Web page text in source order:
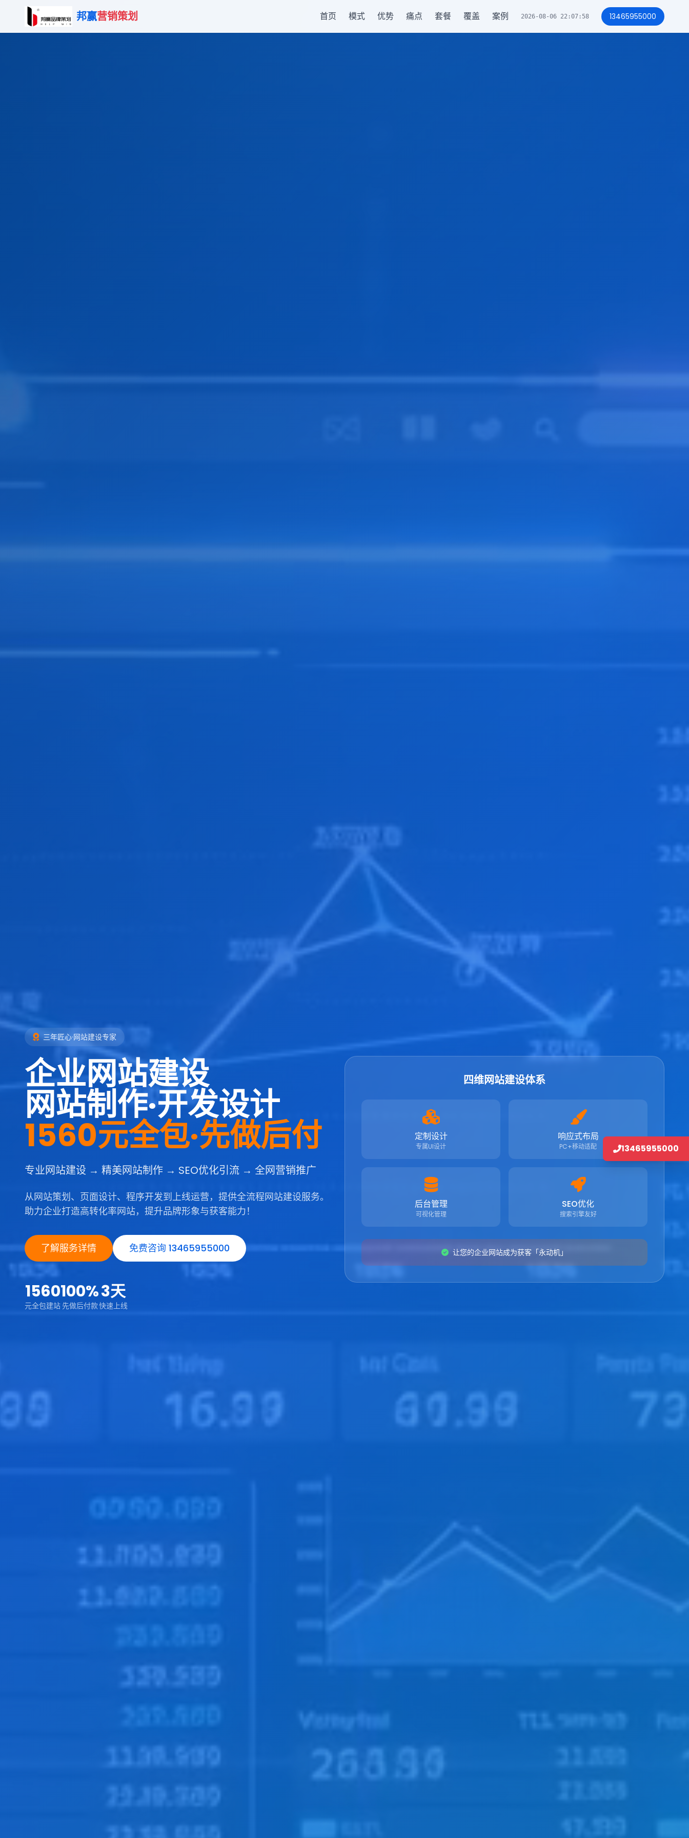
邦赢营销策划 首页 模式 优势 痛点 套餐 覆盖 案例 2026-08-06 22:08:01 13465955000
三年匠心·网站建设专家
企业网站建设
网站制作·开发设计
1560元全包·先做后付
专业网站建设 → 精美网站制作 → SEO优化引流 → 全网营销推广
从网站策划、页面设计、程序开发到上线运营，提供全流程网站建设服务。
助力企业打造高转化率网站，提升品牌形象与获客能力！
了解服务详情 免费咨询 13465955000
1560
元全包建站
100%
先做后付款
3天
快速上线
四维网站建设体系
定制设计
专属UI设计
响应式布局
PC+移动适配
后台管理
可视化管理
SEO优化
搜索引擎友好
让您的企业网站成为获客「永动机」
13465955000